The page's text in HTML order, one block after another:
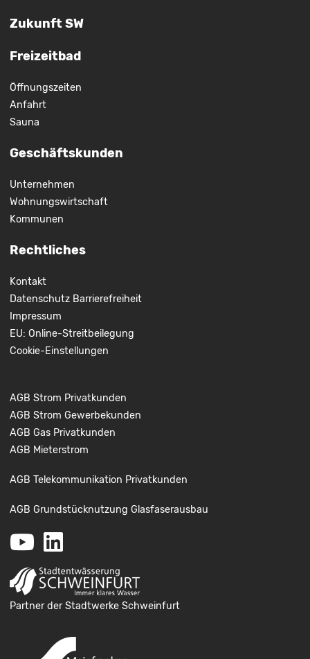
Zukunft SW
Freizeitbad
Öffnungszeiten
Anfahrt
Sauna
Geschäftskunden
Unternehmen
Wohnungswirtschaft
Kommunen
Rechtliches
Kontakt
Datenschutz Barrierefreiheit
Impressum
EU: Online-Streitbeilegung
Cookie-Einstellungen
AGB Strom Privatkunden
AGB Strom Gewerbekunden
AGB Gas Privatkunden
AGB Mieterstrom
AGB Telekommunikation Privatkunden
AGB Grundstücknutzung Glasfaserausbau
Youtube
Partner der Stadtwerke Schweinfurt